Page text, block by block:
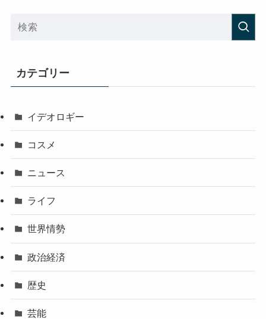
カテゴリー
イデオロギー
コスメ
ニュース
ライフ
世界情勢
政治経済
歴史
芸能